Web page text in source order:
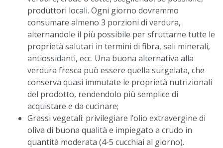
produttori locali. Ogni giorno dovremmo
consumare almeno 3 porzioni di verdura,
alternandole il più possibile per sfruttarne tutte le
proprietà salutari in termini di fibra, sali minerali,
antiossidanti, ecc. Una buona alternativa alla
verdura fresca può essere quella surgelata, che
conserva quasi immutate le proprietà nutrizionali
del prodotto, rendendolo più semplice di
acquistare e da cucinare;
Grassi vegetali: privilegiare l’olio extravergine di
oliva di buona qualità e impiegato a crudo in
quantità moderata (4-5 cucchiai al giorno).